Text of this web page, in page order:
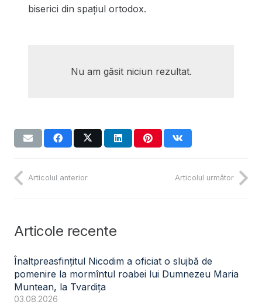
biserici din spațiul ortodox.
Nu am găsit niciun rezultat.
Articolul anterior Articolul următor
Articole recente
Înaltpreasfințitul Nicodim a oficiat o slujbă de
pomenire la mormîntul roabei lui Dumnezeu Maria
Muntean, la Tvardița
03.08.2026